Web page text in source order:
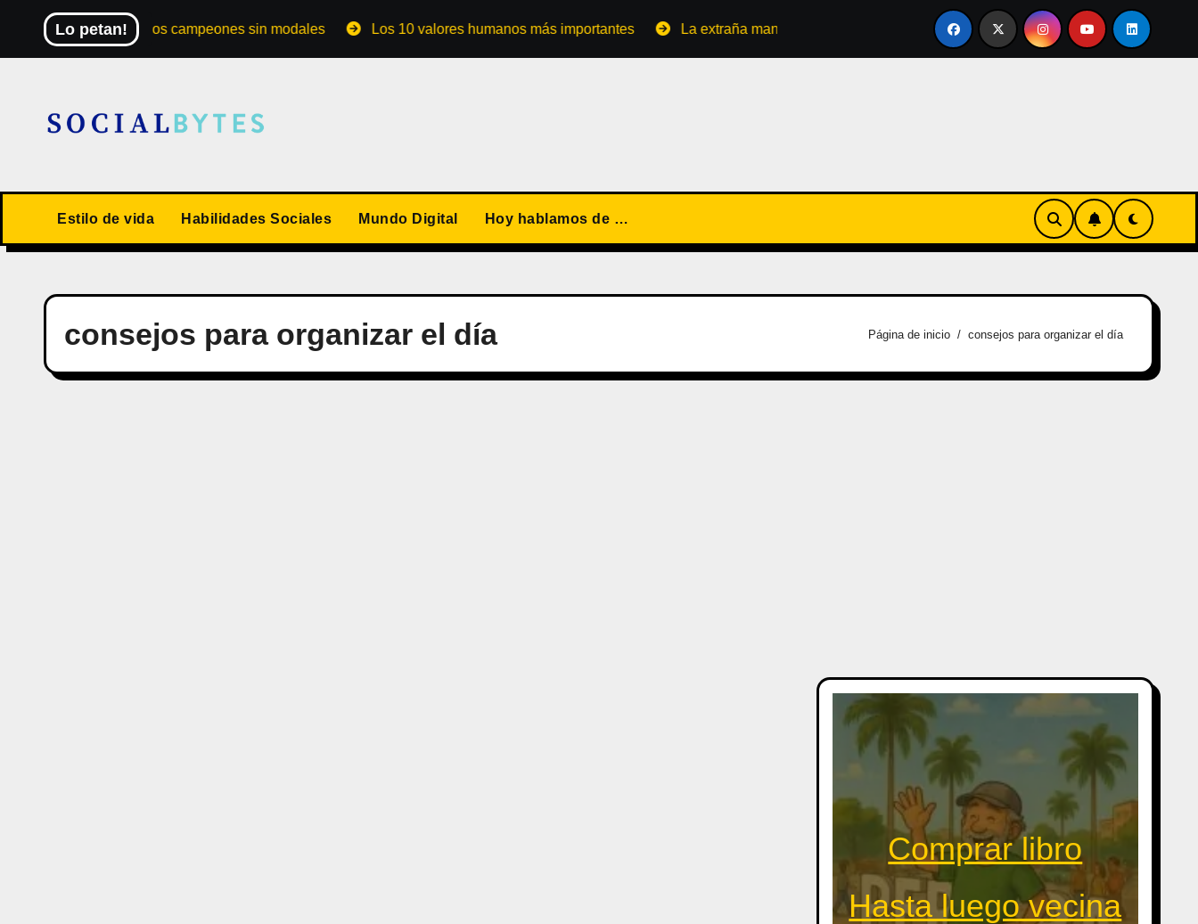
contenido
Lo petan!
El Mundial de los campeones sin modales Los 10 valores humanos más importantes La extraña manera de convertirse en familia El primer tour de la India Chiquitina
Estilo de vida Habilidades Sociales Mundo Digital Hoy hablamos de …
consejos para organizar el día Página de inicio consejos para organizar el día
Comprar libro
Hasta luego vecina